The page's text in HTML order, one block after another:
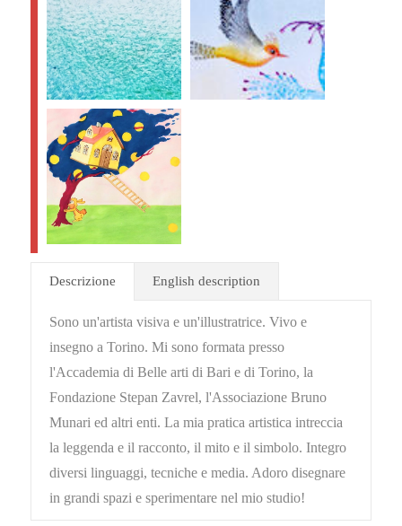
Descrizione English description
Sono un'artista visiva e un'illustratrice. Vivo e
insegno a Torino. Mi sono formata presso
l'Accademia di Belle arti di Bari e di Torino, la
Fondazione Stepan Zavrel, l'Associazione Bruno
Munari ed altri enti. La mia pratica artistica intreccia
la leggenda e il racconto, il mito e il simbolo. Integro
diversi linguaggi, tecniche e media. Adoro disegnare
in grandi spazi e sperimentare nel mio studio!